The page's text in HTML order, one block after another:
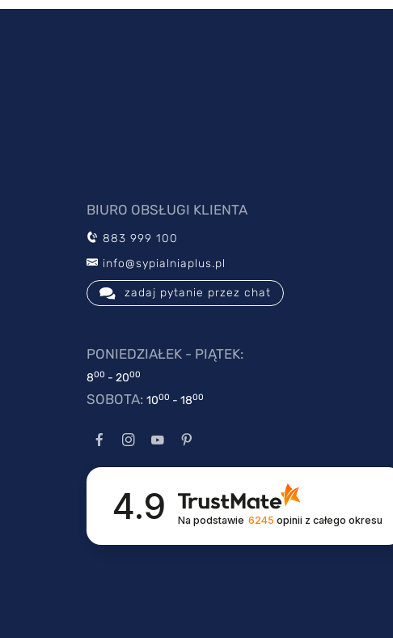
BIURO OBSŁUGI KLIENTA
883 999 100
info@sypialniaplus.pl
zadaj pytanie przez chat
PONIEDZIAŁEK - PIĄTEK:
800 - 2000
SOBOTA: 1000 - 1800
4.9 Na podstawie 6245 opinii z całego okresu